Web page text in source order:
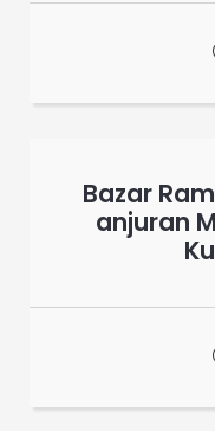
Bazar
anjuran